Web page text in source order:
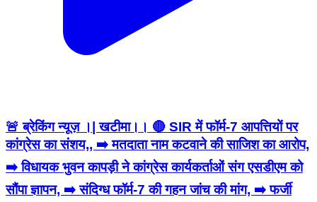
🚨 ब्रेकिंग न्यूज़ ।| खटीमा।। 🔴 SIR में फॉर्म-7 आपत्तियों पर
कांग्रेस का संशय,, ➡️ मतदाता नाम कटवाने की साजिश का आरोप,
➡️ विधायक भुवन कापड़ी ने कांग्रेस कार्यकर्ताओं संग एसडीएम को
सौंपा ज्ञापन, ➡️ संदिग्ध फॉर्म-7 की गहन जांच की मांग, ➡️ फर्जी